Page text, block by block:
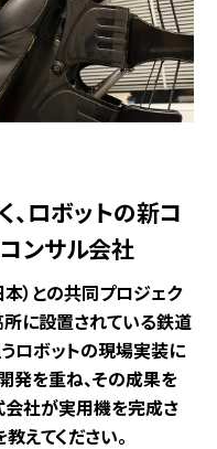
、ロボットの新コ
ンサル会社
）との共同プロジェク
所に設置されている鉄道
ロボットの現場実装に
発を重ね、その成果を
社が実用機を完成さ
えてください。